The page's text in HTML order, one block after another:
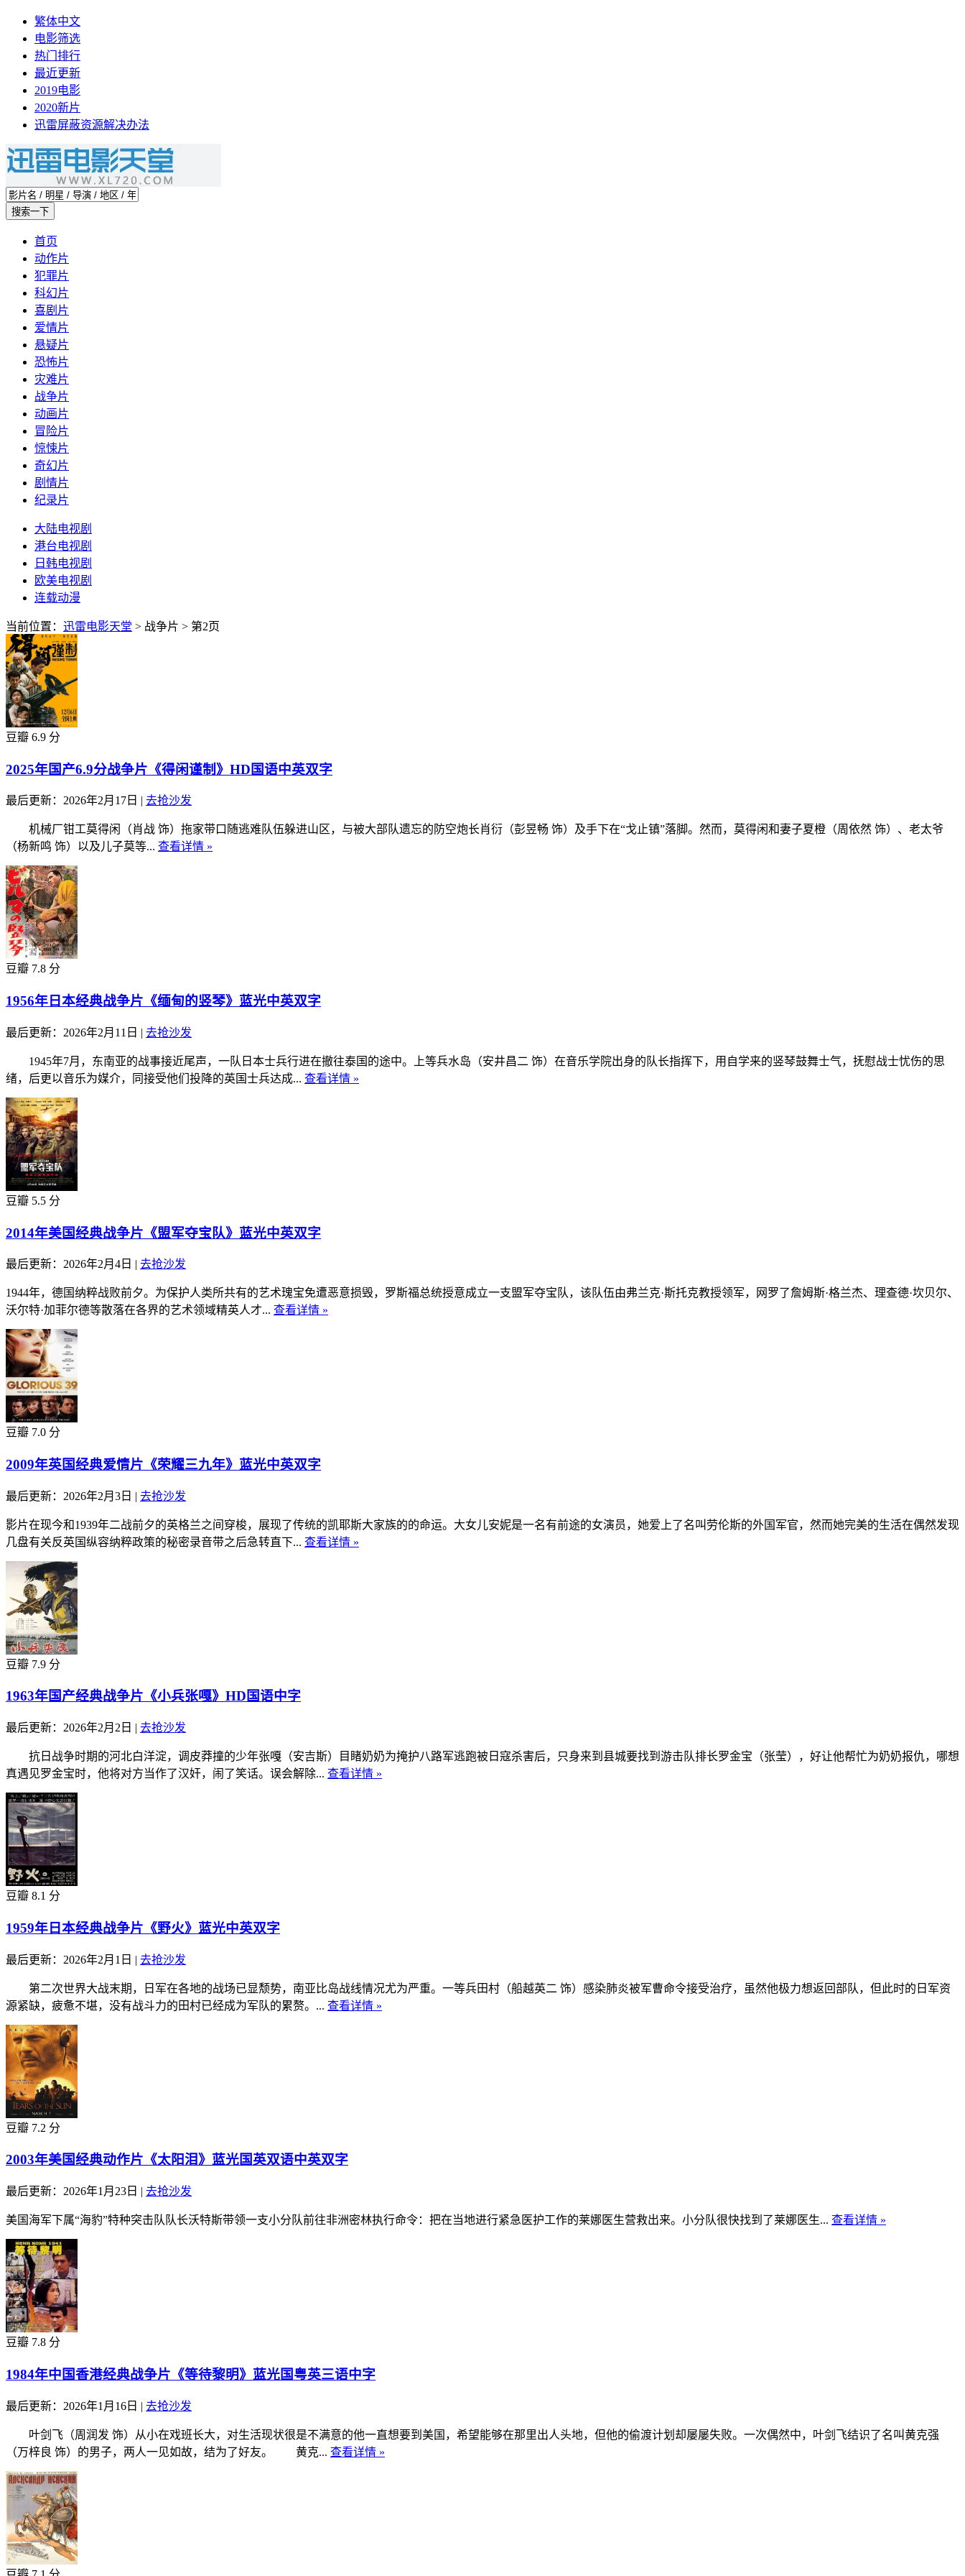
繁体中文
电影筛选
热门排行
最近更新
2019电影
2020新片
迅雷屏蔽资源解决办法
首页
动作片
犯罪片
科幻片
喜剧片
爱情片
悬疑片
恐怖片
灾难片
战争片
动画片
冒险片
惊悚片
奇幻片
剧情片
纪录片
大陆电视剧
港台电视剧
日韩电视剧
欧美电视剧
连载动漫
当前位置： 迅雷电影天堂 > 战争片 > 第2页
豆瓣 6.9 分
2025年国产6.9分战争片《得闲谨制》HD国语中英双字
最后更新：2026年2月17日 | 去抢沙发
机械厂钳工莫得闲（肖战 饰）拖家带口随逃难队伍躲进山区，与被大部队遗忘的防空炮长肖衍（彭昱畅 饰）及手下在“戈止镇”落脚。然而，莫得闲和妻子夏橙（周依然 饰）、老太爷
（杨新鸣 饰）以及儿子莫等... 查看详情 »
豆瓣 7.8 分
1956年日本经典战争片《缅甸的竖琴》蓝光中英双字
最后更新：2026年2月11日 | 去抢沙发
1945年7月，东南亚的战事接近尾声，一队日本士兵行进在撤往泰国的途中。上等兵水岛（安井昌二 饰）在音乐学院出身的队长指挥下，用自学来的竖琴鼓舞士气，抚慰战士忧伤的思
绪，后更以音乐为媒介，同接受他们投降的英国士兵达成... 查看详情 »
豆瓣 5.5 分
2014年美国经典战争片《盟军夺宝队》蓝光中英双字
最后更新：2026年2月4日 | 去抢沙发
1944年，德国纳粹战败前夕。为保护人类所共有的艺术瑰宝免遭恶意损毁，罗斯福总统授意成立一支盟军夺宝队，该队伍由弗兰克·斯托克教授领军，网罗了詹姆斯·格兰杰、理查德·坎贝尔、
沃尔特·加菲尔德等散落在各界的艺术领域精英人才... 查看详情 »
豆瓣 7.0 分
2009年英国经典爱情片《荣耀三九年》蓝光中英双字
最后更新：2026年2月3日 | 去抢沙发
影片在现今和1939年二战前夕的英格兰之间穿梭，展现了传统的凯耶斯大家族的的命运。大女儿安妮是一名有前途的女演员，她爱上了名叫劳伦斯的外国军官，然而她完美的生活在偶然发现
几盘有关反英国纵容纳粹政策的秘密录音带之后急转直下... 查看详情 »
豆瓣 7.9 分
1963年国产经典战争片《小兵张嘎》HD国语中字
最后更新：2026年2月2日 | 去抢沙发
抗日战争时期的河北白洋淀，调皮莽撞的少年张嘎（安吉斯）目睹奶奶为掩护八路军逃跑被日寇杀害后，只身来到县城要找到游击队排长罗金宝（张莹），好让他帮忙为奶奶报仇，哪想
真遇见罗金宝时，他将对方当作了汉奸，闹了笑话。误会解除... 查看详情 »
豆瓣 8.1 分
1959年日本经典战争片《野火》蓝光中英双字
最后更新：2026年2月1日 | 去抢沙发
第二次世界大战末期，日军在各地的战场已显颓势，南亚比岛战线情况尤为严重。一等兵田村（船越英二 饰）感染肺炎被军曹命令接受治疗，虽然他极力想返回部队，但此时的日军资
源紧缺，疲惫不堪，没有战斗力的田村已经成为军队的累赘。... 查看详情 »
豆瓣 7.2 分
2003年美国经典动作片《太阳泪》蓝光国英双语中英双字
最后更新：2026年1月23日 | 去抢沙发
美国海军下属“海豹”特种突击队队长沃特斯带领一支小分队前往非洲密林执行命令：把在当地进行紧急医护工作的莱娜医生营救出来。小分队很快找到了莱娜医生... 查看详情 »
豆瓣 7.8 分
1984年中国香港经典战争片《等待黎明》蓝光国粤英三语中字
最后更新：2026年1月16日 | 去抢沙发
叶剑飞（周润发 饰）从小在戏班长大，对生活现状很是不满意的他一直想要到美国，希望能够在那里出人头地，但他的偷渡计划却屡屡失败。一次偶然中，叶剑飞结识了名叫黄克强
（万梓良 饰）的男子，两人一见如故，结为了好友。 黄克... 查看详情 »